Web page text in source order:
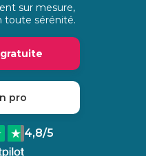
sur mesure,
toute sérénité.
pro
4,8/5